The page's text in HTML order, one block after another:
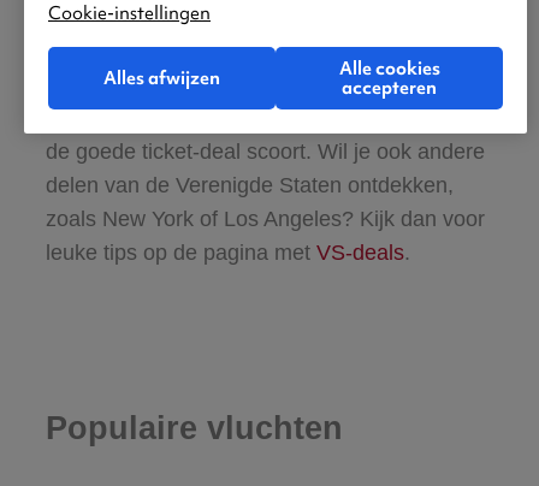
gewenste data in en selecteer de goedkoopste
vliegtickets naar New Orleans. Aangezien wij
vluchten tonen van álle
de goede ticket-deal scoort. Wil je ook andere
delen van de Verenigde Staten ontdekken,
zoals New York of Los Angeles? Kijk dan voor
leuke tips op de pagina met VS-deals.
Populaire vluchten
Cookie-instellingen
Alles afwijzen
Alle cookies
accepteren